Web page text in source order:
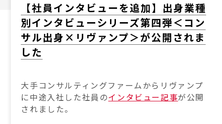
【社員インタビューを追加】出身業種
別インタビューシリーズ第四弾＜コン
サル出身×リヴァンプ＞が公開されま
した
大手コンサルティングファームからリヴァンプ
に中途入社した社員のインタビュー記事が公開
されました。